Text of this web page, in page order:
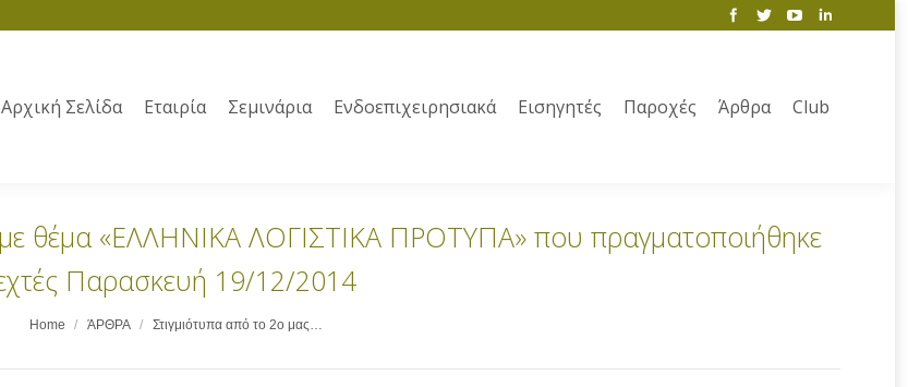
Αρχική Σελίδα Εταιρία Σεμινάρια Ενδοεπιχειρησιακά Εισηγητές Παροχές Άρθρα Club
με θέμα «ΕΛΛΗΝΙΚΑ ΛΟΓΙΣΤΙΚΑ ΠΡΟΤΥΠΑ» που πραγματοποιήθηκε
Παρασκευή 19/12/2014
Home ΆΡΘΡΑ Στιγμιότυπα από το 2ο μας…